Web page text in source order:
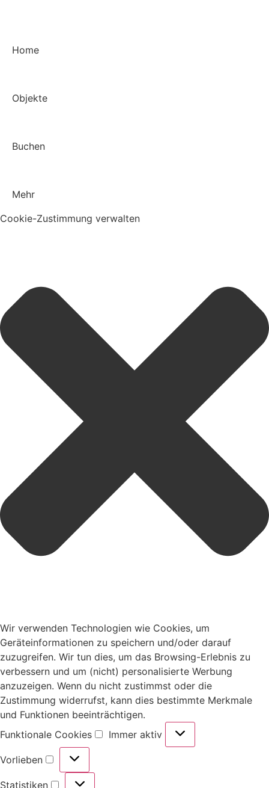
Home
Objekte
Buchen
Mehr
Cookie-Zustimmung verwalten
Wir verwenden Technologien wie Cookies, um
Geräteinformationen zu speichern und/oder darauf
zuzugreifen. Wir tun dies, um das Browsing-Erlebnis zu
verbessern und um (nicht) personalisierte Werbung
anzuzeigen. Wenn du nicht zustimmst oder die
Zustimmung widerrufst, kann dies bestimmte Merkmale
und Funktionen beeinträchtigen.
Funktionale Cookies
Immer aktiv
Vorlieben
Statistiken